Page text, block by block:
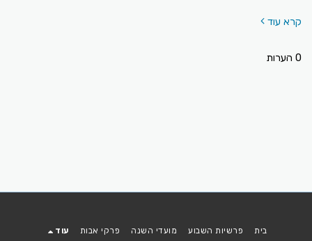
קרא עוד
0 הערות
בית פרשיות השבוע מועדי השנה פרקי אבות עוד